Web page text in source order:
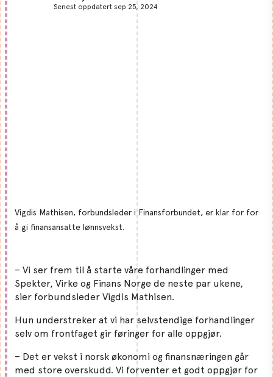
Senest oppdatert sep 25, 2024
Vigdis Mathisen, forbundsleder i Finansforbundet, er klar for for
å gi finansansatte lønnsvekst.
– Vi ser frem til å starte våre forhandlinger med
Spekter, Virke og Finans Norge de neste par ukene,
sier forbundsleder Vigdis Mathisen.
Hun understreker at vi har selvstendige forhandlinger
selv om frontfaget gir føringer for alle oppgjør.
– Det er vekst i norsk økonomi og finansnæringen går
med store overskudd. Vi forventer et godt oppgjør for